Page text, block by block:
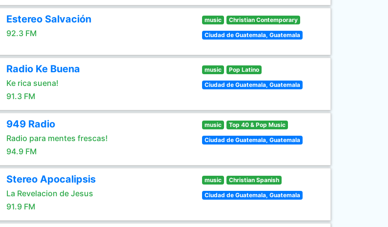
Estereo Salvación
92.3 FM
music Christian Contemporary
Ciudad de Guatemala, Guatemala
Radio Ke Buena
Ke rica suena!
91.3 FM
music Pop Latino
Ciudad de Guatemala, Guatemala
949 Radio
Radio para mentes frescas!
94.9 FM
music Top 40 & Pop Music
Ciudad de Guatemala, Guatemala
Stereo Apocalipsis
La Revelacion de Jesus
91.9 FM
music Christian Spanish
Ciudad de Guatemala, Guatemala